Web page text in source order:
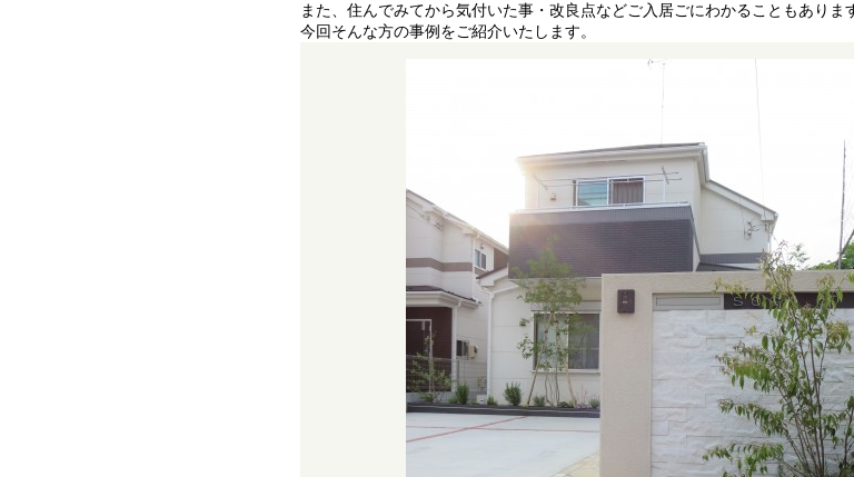
また、住んでみてから気付いた事・改良点などご入居ごにわかることもありま
今回そんな方の事例をご紹介いたします。